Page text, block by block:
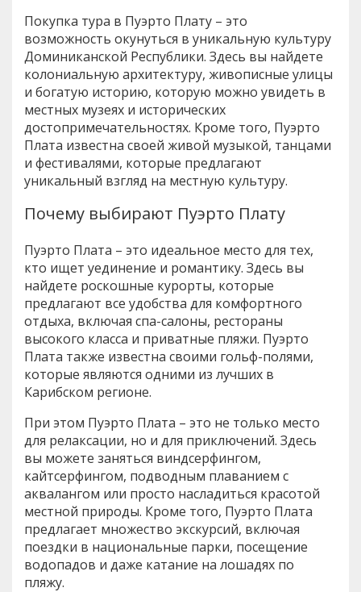
Покупка тура в Пуэрто Плату – это
возможность окунуться в уникальную культуру
Доминиканской Республики. Здесь вы найдете
колониальную архитектуру, живописные улицы
и богатую историю, которую можно увидеть в
местных музеях и исторических
достопримечательностях. Кроме того, Пуэрто
Плата известна своей живой музыкой, танцами
и фестивалями, которые предлагают
уникальный взгляд на местную культуру.
Почему выбирают Пуэрто Плату
Пуэрто Плата – это идеальное место для тех,
кто ищет уединение и романтику. Здесь вы
найдете роскошные курорты, которые
предлагают все удобства для комфортного
отдыха, включая спа-салоны, рестораны
высокого класса и приватные пляжи. Пуэрто
Плата также известна своими гольф-полями,
которые являются одними из лучших в
Карибском регионе.
При этом Пуэрто Плата – это не только место
для релаксации, но и для приключений. Здесь
вы можете заняться виндсерфингом,
кайтсерфингом, подводным плаванием с
аквалангом или просто насладиться красотой
местной природы. Кроме того, Пуэрто Плата
предлагает множество экскурсий, включая
поездки в национальные парки, посещение
водопадов и даже катание на лошадях по
пляжу.